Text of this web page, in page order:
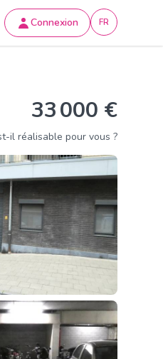
Connexion FR
33 000 €
il réalisable pour vous ?